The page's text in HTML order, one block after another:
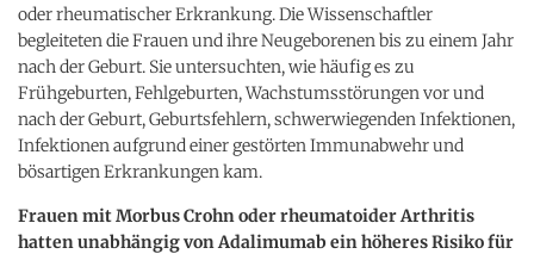
oder rheumatischer Erkrankung. Die Wissenschaftler
begleiteten die Frauen und ihre Neugeborenen bis zu einem Jahr
nach der Geburt. Sie untersuchten, wie häufig es zu
Frühgeburten, Fehlgeburten, Wachstumsstörungen vor und
nach der Geburt, Geburtsfehlern, schwerwiegenden Infektionen,
Infektionen aufgrund einer gestörten Immunabwehr und
bösartigen Erkrankungen kam.
Frauen mit Morbus Crohn oder rheumatoider Arthritis
hatten unabhängig von Adalimumab ein höheres Risiko für